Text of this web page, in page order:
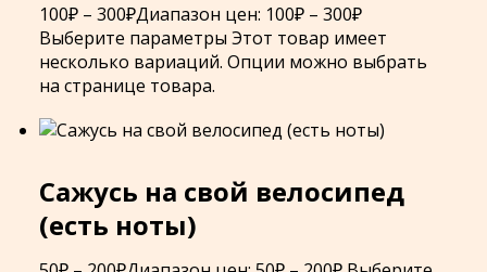
100₽ – 300₽Диапазон цен: 100₽ – 300₽
Выберите параметры Этот товар имеет
несколько вариаций. Опции можно выбрать
на странице товара.
Сажусь на свой велосипед
(есть ноты)